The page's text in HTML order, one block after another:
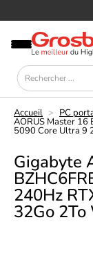
Accueil > PC
AORUS Master 16
5090 Core Ultra 9
Gigabyte
240Hz
32Go